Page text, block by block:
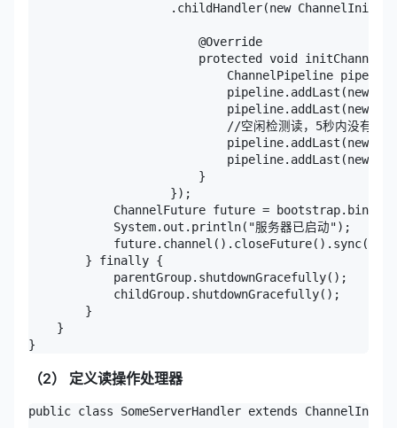
.childHandler(new
                        @Override
protected void
ChannelPipeline
pipeline.addLast(new
pipeline.addLast(new
//空闲检测读，5秒内没有数据
pipeline.addLast(new
pipeline.addLast(new
                        }
                    });
ChannelFuture future =
            System.out.println("服务器已启动");
            future.channel().closeFuture().sync();
        } finally {
            parentGroup.shutdownGracefully();
            childGroup.shutdownGracefully();
        }
    }
（2） 定义读操作处理器
public class SomeServerHandler extends